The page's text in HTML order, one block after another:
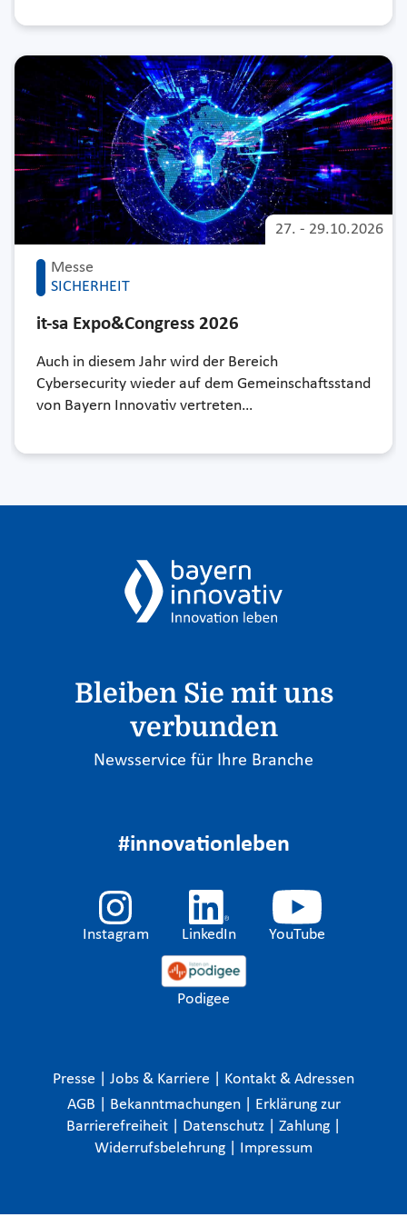
Messe
SICHERHEIT
27. - 29.10.2026
it-sa Expo&Congress 2026
Auch in diesem Jahr wird der Bereich
Cybersecurity wieder auf dem Gemeinschaftsstand
von Bayern Innovativ vertreten…
Bleiben Sie mit uns
verbunden
Newsservice für Ihre Branche
#innovationleben
Instagram LinkedIn YouTube
Podigee
Presse Jobs & Karriere
Kontakt & Adressen
AGB
Bekanntmachungen
Erklärung zur
Barrierefreiheit
Datenschutz Zahlung
Widerrufsbelehrung
Impressum